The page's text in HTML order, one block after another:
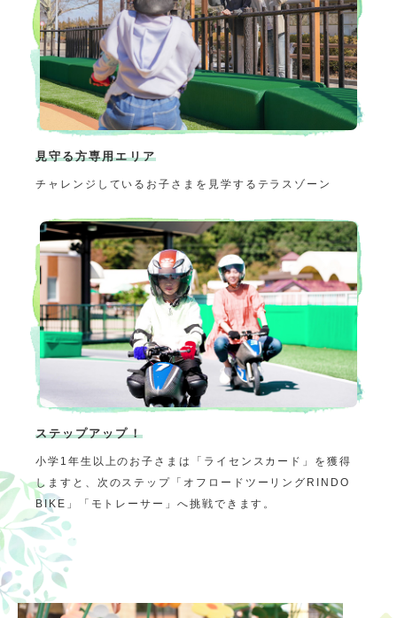
見守る方専用エリア
チャレンジしているお子さまを見学するテラスゾーン
ステップアップ！
小学1年生以上のお子さまは「ライセンスカード」を獲得
しますと、次のステップ「オフロードツーリングRINDO
BIKE」「モトレーサー」へ挑戦できます。